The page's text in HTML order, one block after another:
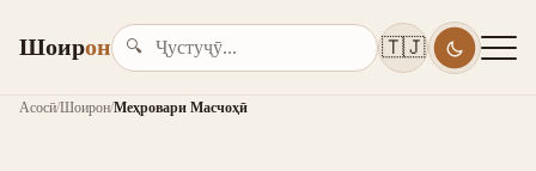
Шоирон 🔍 🇹🇯
Асосӣ/Шоирон/Меҳровари Масчоҳӣ